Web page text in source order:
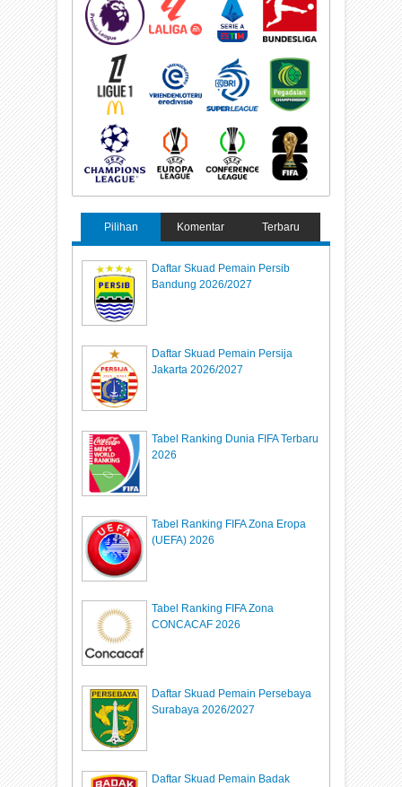
Pilihan Komentar Terbaru
Daftar Skuad Pemain Persib
Bandung 2026/2027
Daftar Skuad Pemain Persija
Jakarta 2026/2027
Tabel Ranking Dunia FIFA Terbaru
2026
Tabel Ranking FIFA Zona Eropa
(UEFA) 2026
Tabel Ranking FIFA Zona
CONCACAF 2026
Daftar Skuad Pemain Persebaya
Surabaya 2026/2027
Daftar Skuad Pemain Badak